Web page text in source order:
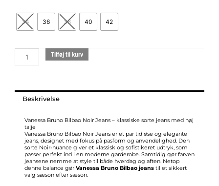
34 36 38 40 42
Bilbao
noir
Tilføj til kurv
Beskrivelse
Vanessa Bruno Bilbao Noir Jeans – klassiske sorte jeans med høj
talje
Vanessa Bruno Bilbao Noir Jeans er et par tidløse og elegante
jeans, designet med fokus på pasform og anvendelighed. Den
sorte Noir-nuance giver et klassisk og sofistikeret udtryk, som
passer perfekt ind i en moderne garderobe. Samtidig gør farven
jeansene nemme at style til både hverdag og aften. Netop
denne balance gør Vanessa Bruno Bilbao jeans til et sikkert
valg sæson efter sæson.